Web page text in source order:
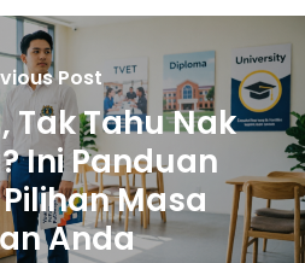
Post
Tak Tahu Nak
Ini Panduan
Masa
Anda